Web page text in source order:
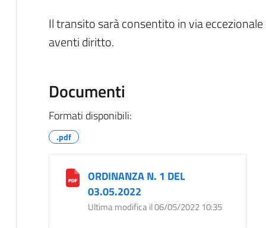
Il transito sarà consentito in via
aventi diritto.
Documenti
Formati disponibili:
.pdf
ORDINANZA N. 1 DEL
03.05.2022
Ultima modifica il 06/05/2022 10:35